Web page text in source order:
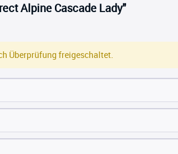
Alpine Cascade Lady"
Überprüfung freigeschaltet.